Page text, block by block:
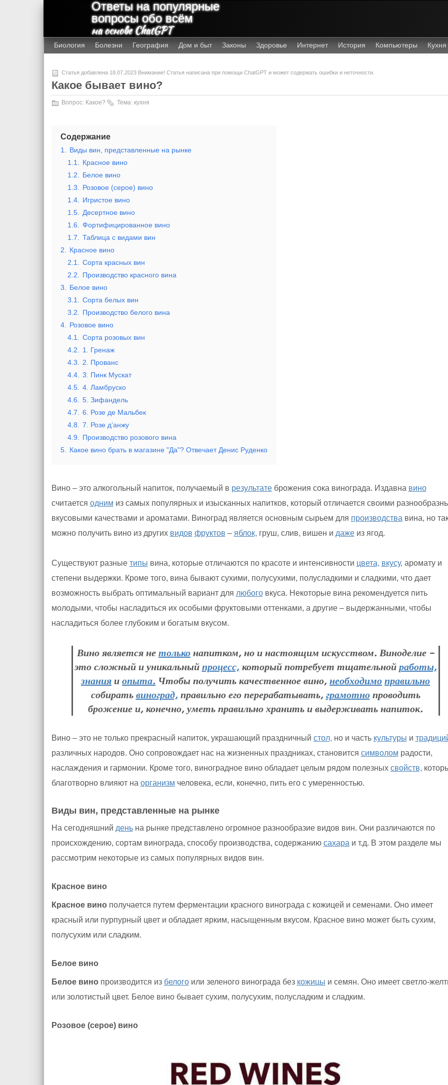
Ответы на популярные
вопросы обо всём
на основе ChatGPT
Биология Болезни География Дом и быт Законы Здоровье Интернет История Компьютеры Кухня
Статья добавлена 18.07.2023 Внимание! Статья написана при помощи ChatGPT и может содержать ошибки и неточности.
Какое бывает вино?
Вопрос: Какое? Тема: кухня
Содержание
1.
Виды вин, представленные на рынке
1.1.
Красное вино
1.2.
Белое вино
1.3.
Розовое (серое) вино
1.4.
Игристое вино
1.5.
Десертное вино
1.6.
Фортифицированное вино
1.7.
Таблица с видами вин
2.
Красное вино
2.1.
Сорта красных вин
2.2.
Производство красного вина
3.
Белое вино
3.1.
Сорта белых вин
3.2.
Производство белого вина
4.
Розовое вино
4.1.
Сорта розовых вин
4.2.
1. Гренаж
4.3.
2. Прованс
4.4.
3. Пинк Мускат
4.5.
4. Ламбруско
4.6.
5. Зифандель
4.7.
6. Розе де Мальбек
4.8.
7. Розе д’анжу
4.9.
Производство розового вина
5.
Какое вино брать в магазине "Да"? Отвечает Денис Руденко
Вино – это алкогольный напиток, получаемый в результатеброжения сока винограда. Издавна вино
считается одним из самых популярных и изысканных напитков, который отличается своими
вкусовыми качествами и ароматами. Виноград является основным сырьем для производства вина, но
можно получить вино из других видов фруктов – яблок, груш, слив, вишен и дажеиз ягод.
Существуют разные типы вина, которые отличаются по красоте и интенсивности цвета, вкусу, аромату и
степени выдержки. Кроме того, вина бывают сухими, полусухими, полусладкими и сладкими, что дает
возможность выбрать оптимальный вариант для любоговкуса. Некоторые вина рекомендуется пить
молодыми, чтобы насладиться их особыми фруктовыми оттенками, а другие – выдержанными, чтобы
насладиться более глубоким и богатым вкусом.
Вино является нетольконапитком, но и настоящим искусством. Виноделие –
это сложный и уникальныйпроцесс,который потребует тщательнойработы,
знанияиопыта. Чтобы получить качественное вино,необходимоправильно
собиратьвиноград,правильно его перерабатывать,грамотнопроводить
брожение и, конечно, уметь правильно хранить и выдерживать напиток.
Вино – это не только прекрасный напиток, украшающий праздничный стол, но и часть культуры и
различных народов. Оно сопровождает нас на жизненных праздниках, становится символом радости,
наслаждения и гармонии. Кроме того, виноградное вино обладает целым рядом полезных свойств,
благотворно влияют на организм человека, если, конечно, пить его с умеренностью.
Виды вин, представленные на рынке
На сегодняшний деньна рынке представлено огромное разнообразие видов вин. Они различаются по
происхождению, сортам винограда, способу производства, содержанию сахара и т.д. В этом разделе мы
рассмотрим некоторые из самых популярных видов вин.
Красное вино
Красное винополучается путем ферментации красного винограда с кожицей и семенами. Оно имеет
красный или пурпурный цвет и обладает ярким, насыщенным вкусом. Красное вино может быть сухим,
полусухим или сладким.
Белое вино
Белое винопроизводится из белогоили зеленого винограда без кожицы и семян. Оно имеет светло-
или золотистый цвет. Белое вино бывает сухим, полусухим, полусладким и сладким.
Розовое (серое) вино